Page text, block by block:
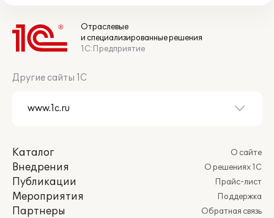
Отраслевые
и специализированные решения
1С:Предприятие
Другие сайты 1С
Каталог
Внедрения
Публикации
Мероприятия
Партнеры
О сайте
О решениях 1С
Прайс-лист
Поддержка
Обратная связь